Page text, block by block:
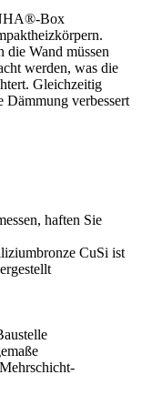
Box
die Wand müssen
werden, was die
Gleichzeitig
Dämmung verbessert
haften Sie
CuSi ist